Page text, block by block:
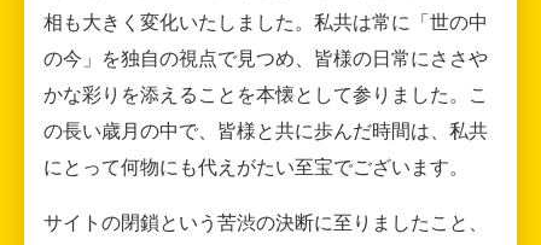
相も大きく変化いたしました。私共は常に「世の中
の今」を独自の視点で見つめ、皆様の日常にささや
かな彩りを添えることを本懐として参りました。こ
の長い歳月の中で、皆様と共に歩んだ時間は、私共
にとって何物にも代えがたい至宝でございます。
サイトの閉鎖という苦渋の決断に至りましたこと、